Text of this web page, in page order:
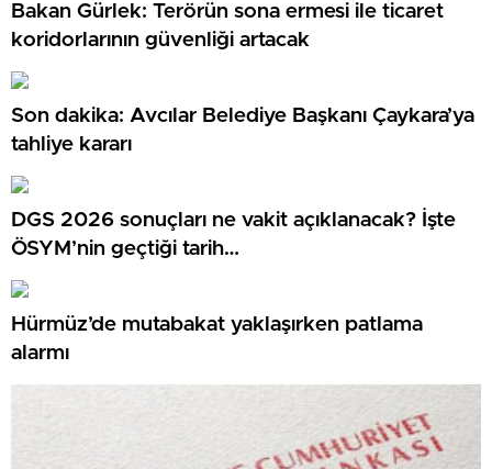
Bakan Gürlek: Terörün sona ermesi ile ticaret
koridorlarının güvenliği artacak
Son dakika: Avcılar Belediye Başkanı Çaykara’ya
tahliye kararı
DGS 2026 sonuçları ne vakit açıklanacak? İşte
ÖSYM’nin geçtiği tarih…
Hürmüz’de mutabakat yaklaşırken patlama
alarmı